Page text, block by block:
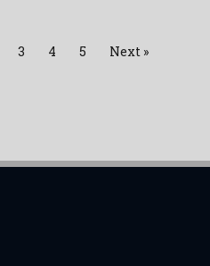
3 4 5 Next »